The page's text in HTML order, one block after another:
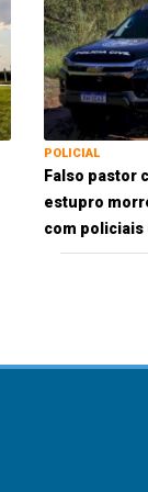
POLICIAL
Falso pastor
estupro
com policiais